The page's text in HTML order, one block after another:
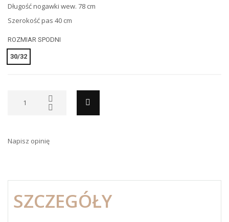
Długość nogawki wew. 78 cm
Szerokość pas 40 cm
ROZMIAR SPODNI
30/32
Napisz opinię
SZCZEGÓŁY